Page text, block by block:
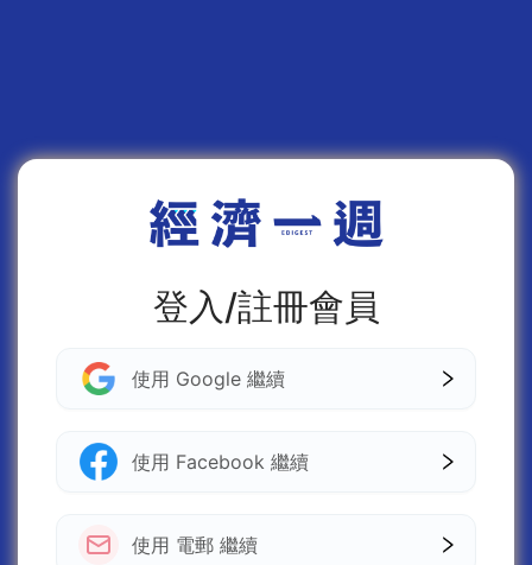
登入/註冊會員
使用 Google 繼續
使用 Facebook 繼續
使用 電郵 繼續